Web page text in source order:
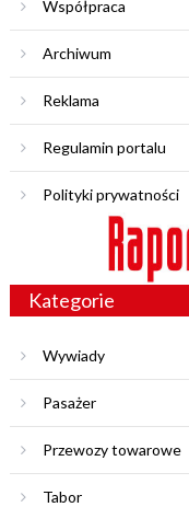
Współpraca
Archiwum
Reklama
Regulamin portalu
Polityki prywatności
Kategorie
Wywiady
Pasażer
Przewozy towarowe
Tabor